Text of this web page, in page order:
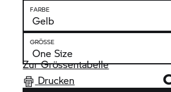
FARBE
GRÖSSE
Zur Grössentabelle
Drucken